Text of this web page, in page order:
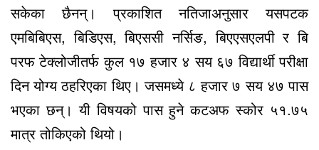
सकेका छैनन्। प्रकाशित नतिजाअनुसार यसपटक
एमबिबिएस, बिडिएस, बिएससी नर्सिङ, बिएएसएलपी र बि
परफ टेक्लोजीतर्फ कुल १७ हजार ४ सय ६७ विद्यार्थी परीक्षा
दिन योग्य ठहरिएका थिए। जसमध्ये ८ हजार ७ सय ४७ पास
भएका छन्। यी विषयको पास हुने कटअफ स्कोर ५१.७५
मात्र तोकिएको थियो।